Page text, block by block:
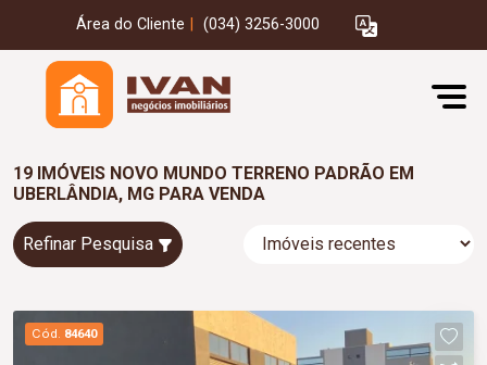
Área do Cliente (034) 3256-3000
19 IMÓVEIS NOVO MUNDO TERRENO PADRÃO EM
UBERLÂNDIA, MG PARA VENDA
Refinar Pesquisa
Cód. 84640